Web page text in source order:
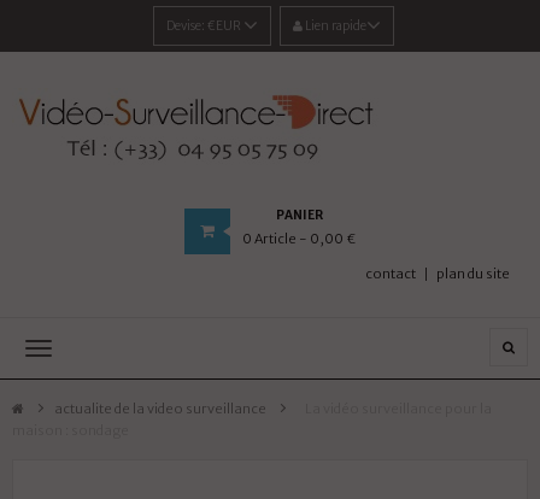
Devise: €EUR Lien rapide
PANIER
0 Article - 0,00 €
contact plan du site
Navigation
actualite de la video surveillance >